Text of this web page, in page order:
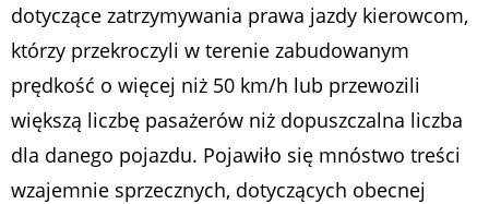
dotyczące zatrzymywania prawa jazdy kierowcom,
którzy przekroczyli w terenie zabudowanym
prędkość o więcej niż 50 km/h lub przewozili
większą liczbę pasażerów niż dopuszczalna liczba
dla danego pojazdu. Pojawiło się mnóstwo treści
wzajemnie sprzecznych, dotyczących obecnej